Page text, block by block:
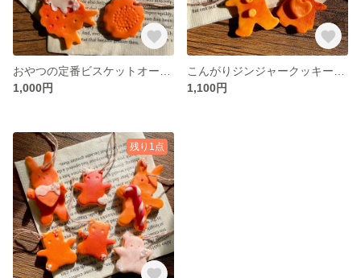
1,000円
1,100円
残り1点